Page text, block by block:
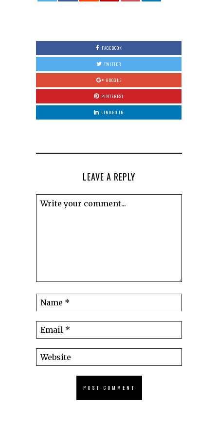
FACEBOOK
TWITTER
GOOGLE
PINTEREST
LINKED IN
LEAVE A REPLY